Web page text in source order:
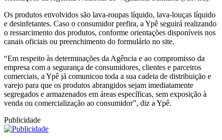
Os produtos envolvidos são lava-roupas líquido, lava-louças líquido
e desinfetantes. Caso o consumidor prefira, a Ypê seguirá realizando
o ressarcimento dos produtos, conforme orientações disponíveis nos
canais oficiais ou preenchimento do formulário no site.
“Em respeito às determinações da Agência e ao compromisso da
empresa com a segurança de consumidores, clientes e parceiros
comerciais, a Ypê já comunicou toda a sua cadeia de distribuição e
varejo para que os produtos abrangidos sejam imediatamente
segregados e armazenados em áreas específicas, sem exposição à
venda ou comercialização ao consumidor”, diz a Ypê.
Publicidade